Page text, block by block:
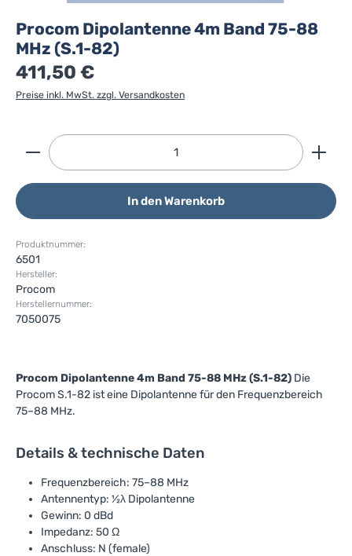
Procom Dipolantenne 4m Band 75-88
MHz (S.1-82)
411,50 €
Preise inkl. MwSt. zzgl. Versandkosten
Produkt Anzahl: Gib den gewünschten Wert ein
In den Warenkorb
Produktnummer:
6501
Hersteller:
Procom
Herstellernummer:
7050075
Procom Dipolantenne 4m Band 75-88 MHz (S.1-82) Die
Procom S.1-82 ist eine Dipolantenne für den Frequenzbereich
75–88 MHz.
Details & technische Daten
Frequenzbereich: 75–88 MHz
Antennentyp: ½λ Dipolantenne
Gewinn: 0 dBd
Impedanz: 50 Ω
Anschluss: N (female)